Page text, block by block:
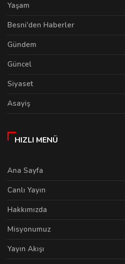
Yaşam
Besni'den Haberler
Gündem
Güncel
Siyaset
Asayiş
HIZLI MENÜ
Ana Sayfa
Canlı Yayın
Hakkımızda
Misyonumuz
Yayın Akışı